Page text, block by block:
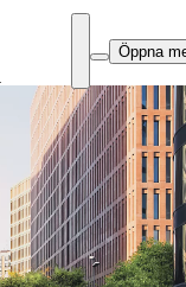
Öppna